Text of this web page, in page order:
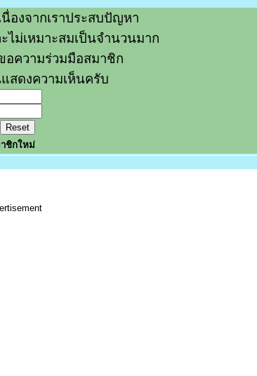
องจากเราประสบปัญหา
ม่เหมาะสมเป็นจำนวนมาก
ความร่วมมือสมาชิก
สดงความเห็นครับ
ชิกใหม่